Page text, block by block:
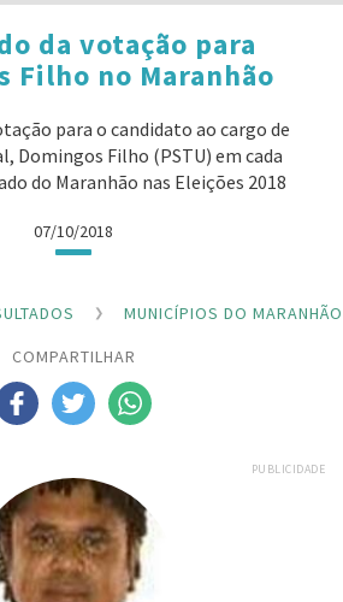
da votação para
Filho no Maranhão
para o candidato ao cargo de
Domingos Filho (PSTU) em cada
do Maranhão nas Eleições 2018
07/10/2018
MUNICÍPIOS DO MARANHÃO
COMPARTILHAR
PUBLICIDADE